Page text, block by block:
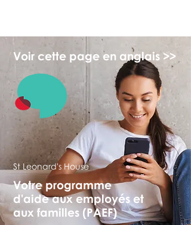
Voir cette page en anglais >>
St Leonard's House
Votre programme
d'aide aux employés et
aux familles (PAEF)